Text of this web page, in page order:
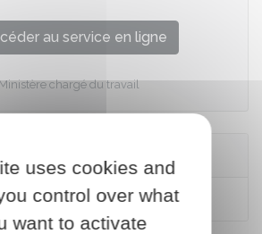
au service en ligne
chargé du travail
: articles L1234-1 à L1234-8
uses cookies and
control over what
want to activate